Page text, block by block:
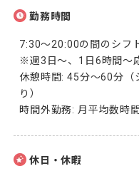
勤務時間
7:30～20:00の間のシフ
※週3日～、1日6時間～
休憩時間: 45分〜60分（
り）
時間外勤務: 月平均数時
休日・休暇